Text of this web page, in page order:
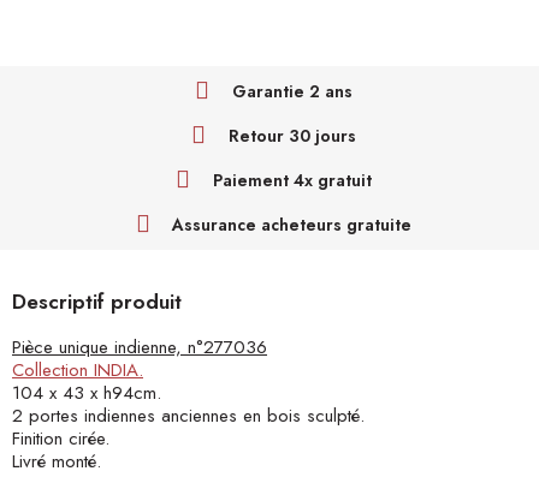
Garantie 2 ans
Retour 30 jours
Paiement 4x gratuit
Assurance acheteurs gratuite
Descriptif produit
Pièce unique indienne, n°277036
Collection INDIA.
104 x 43 x h94cm.
2 portes indiennes anciennes en bois sculpté.
Finition cirée.
Livré monté.